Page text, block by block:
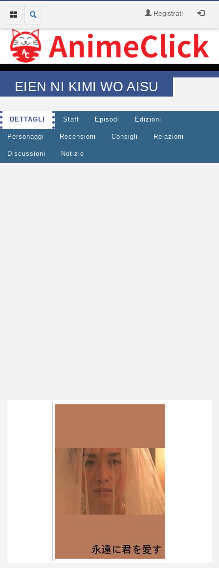
Registrati
EIEN NI KIMI WO AISU
DETTAGLI Staff Episodi Edizioni
Personaggi Recensioni Consigli Relazioni
Discussioni Notizie